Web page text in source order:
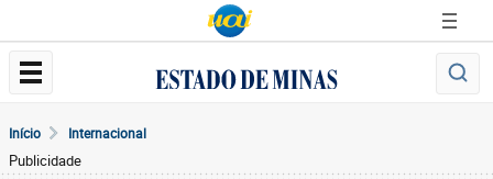
Início Internacional
Publicidade